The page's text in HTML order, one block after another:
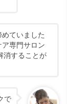
ていました
専門サロン
消することが
で